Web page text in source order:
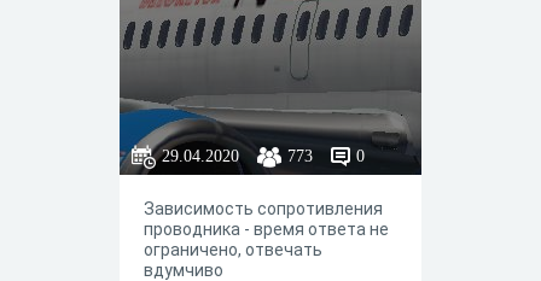
29.04.2020 773 0
Зависимость сопротивления
проводника - время ответа не
ограничено, отвечать
вдумчиво